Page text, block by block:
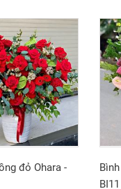
đỏ Ohara -
BI11